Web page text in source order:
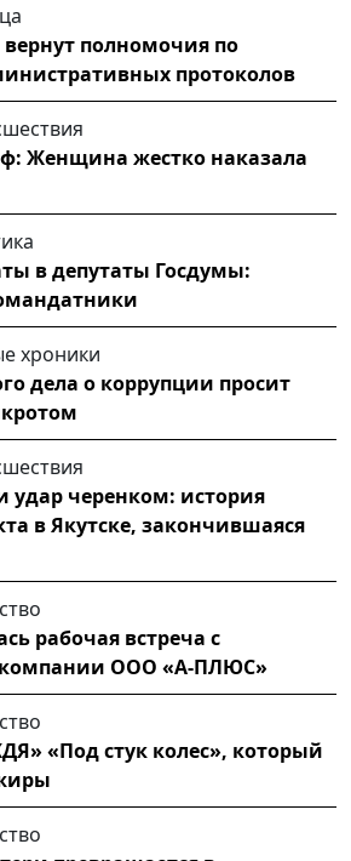
полномочия по
протоколов
Женщина жестко наказала
в депутаты Госдумы:
хроники
дела о коррупции просит
удар черенком: история
в Якутске, закончившаяся
рабочая встреча с
компании ООО «А-ПЛЮС»
«Под стук колес», который